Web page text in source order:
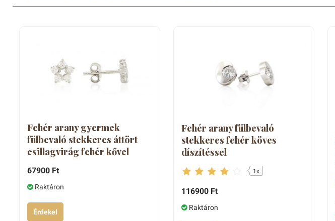
Fehér arany gyermek
fülbevaló stekkeres áttört
csillagvirág fehér kővel
67900 Ft
Raktáron
Érdekel
Fehér arany fülbevaló
stekkeres fehér köves
díszítéssel
1x
116900 Ft
Raktáron